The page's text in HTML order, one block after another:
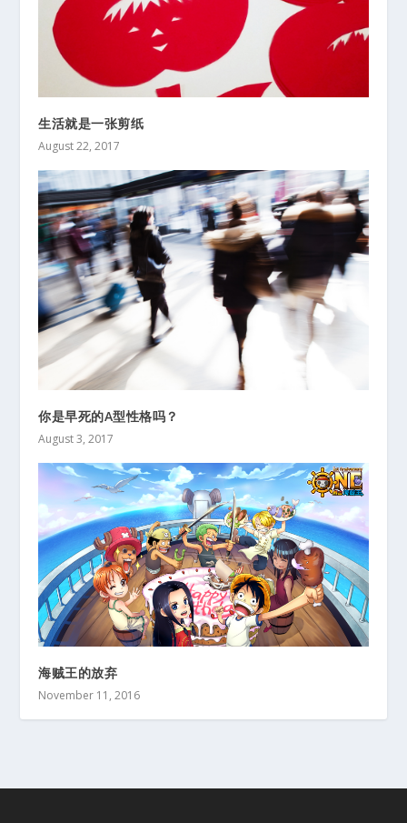
生活就是一张剪纸
August 22, 2017
你是早死的A型性格吗？
August 3, 2017
海贼王的放弃
November 11, 2016